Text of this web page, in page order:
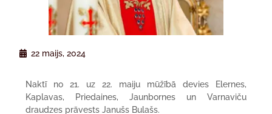
22 maijs, 2024
Naktī no 21. uz 22. maiju mūžībā devies Elernes,
Kaplavas, Priedaines, Jaunbornes un Varnaviču
draudzes prāvests Janušs Bulašs.